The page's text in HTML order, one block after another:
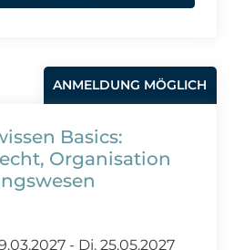
ANMELDUNG MÖGLICH
Basics:
Organisation
- Di. 25.05.2027